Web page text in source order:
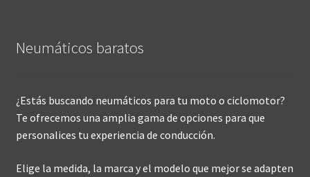
Neumáticos baratos
¿Estás buscando neumáticos para tu moto o ciclomotor?
Te ofrecemos una amplia gama de opciones para que
personalices tu experiencia de conducción.
Elige la medida, la marca y el modelo que mejor se adapten